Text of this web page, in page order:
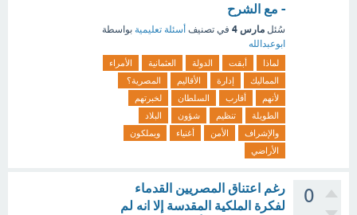
- مع الشرح
سُئل مارس 4 في تصنيف أسئلة تعليمية بواسطة
ابوعبدالله
لماذا أبقت الدولة العثمانية
الأمراء
المماليك
إدارة الأقاليم
المصرية؟
لأنهم
أقارب السلطان
لخبرتهم
الطويلة
تنظيم شؤون
البلاد
والإشراف
الأمن أغنياء
ويملكون
الأراضي
0
رغم اعتناق المصريين القدماء
لفكرة الملكية المقدسة إلا انه لم